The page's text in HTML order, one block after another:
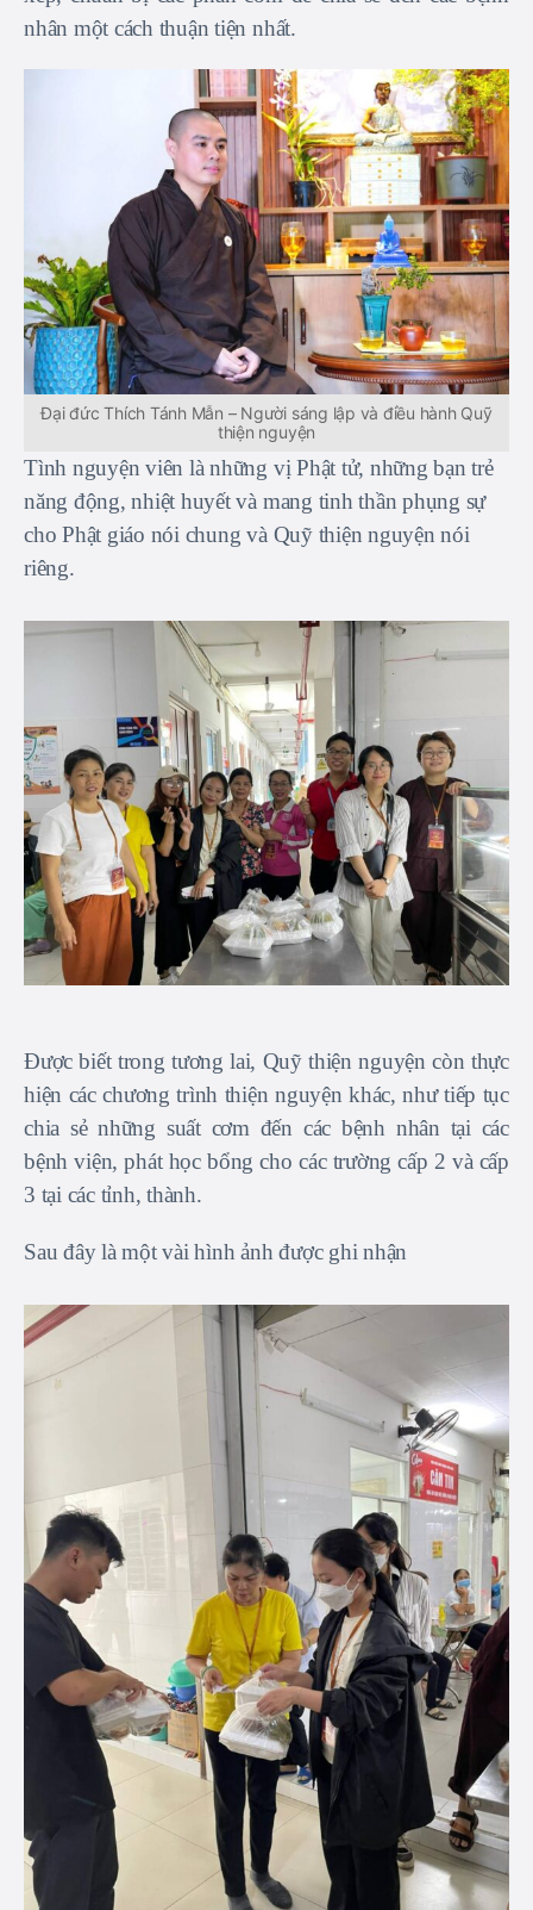
nhân một cách thuận tiện nhất.
Đại đức Thích Tánh Mẫn – Người sáng lập và điều hành Quỹ
thiện nguyện
Tình nguyện viên là những vị Phật tử, những bạn trẻ
năng động, nhiệt huyết và mang tinh thần phụng sự
cho Phật giáo nói chung và Quỹ thiện nguyện nói
riêng.
Được biết trong tương lai, Quỹ thiện nguyện còn thực
hiện các chương trình thiện nguyện khác, như tiếp tục
chia sẻ những suất cơm đến các bệnh nhân tại các
bệnh viện, phát học bổng cho các trường cấp 2 và cấp
3 tại các tỉnh, thành.
Sau đây là một vài hình ảnh được ghi nhận